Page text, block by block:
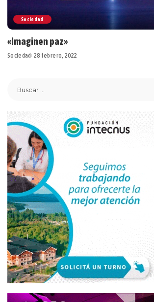
Sociedad
«Imaginen paz»
Sociedad 28 febrero, 2022